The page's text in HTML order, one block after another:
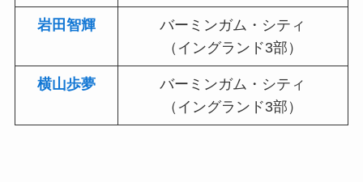
岩田智輝
バーミンガム・シティ
（イングランド3部）
横山歩夢
バーミンガム・シティ
（イングランド3部）